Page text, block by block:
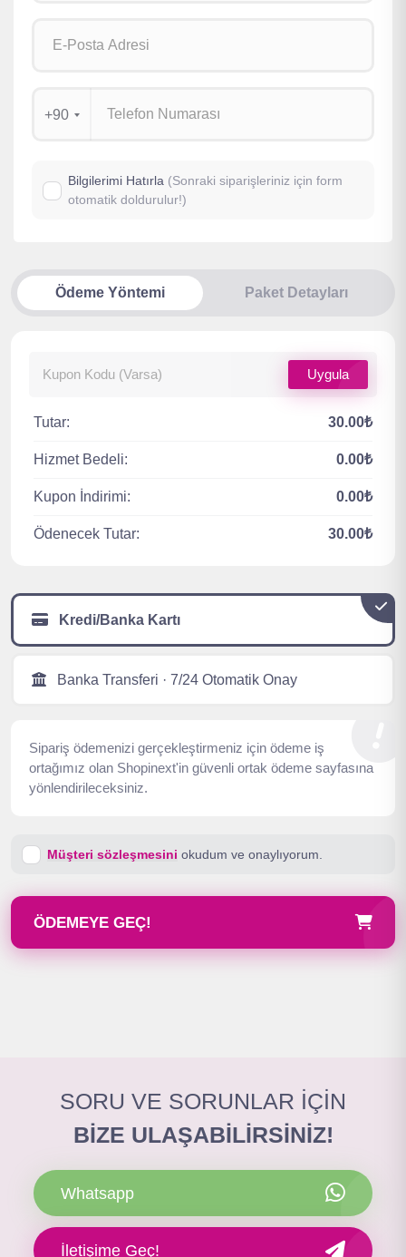
+90
Bilgilerimi Hatırla (Sonraki siparişleriniz için form
otomatik doldurulur!)
Ödeme Yöntemi Paket Detayları
Uygula
Tutar: 30.00₺
Hizmet Bedeli: 0.00₺
Kupon İndirimi: 0.00₺
Ödenecek Tutar: 30.00₺
Kredi/Banka Kartı
Banka Transferi · 7/24 Otomatik Onay
Sipariş ödemenizi gerçekleştirmeniz için ödeme iş
ortağımız olan Shopinext'in güvenli ortak ödeme sayfasına
yönlendirileceksiniz.
Müşteri sözleşmesini okudum ve onaylıyorum.
ÖDEMEYE GEÇ!
SORU VE SORUNLAR İÇİN
BİZE ULAŞABİLİRSİNİZ!
Whatsapp
İletişime Geç!